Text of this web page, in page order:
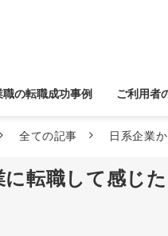
職の転職成功事例 ご利用者
全ての記事 日系企業
転職して感じ